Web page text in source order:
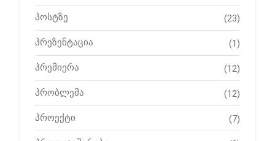
პოსტზე (23)
პრეზენტაცია (1)
პრემიერა (12)
პრობლემა (12)
პროექტი (7)